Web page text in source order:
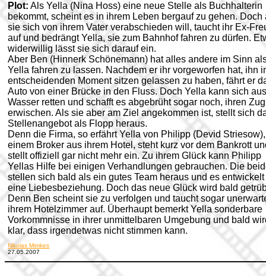
Plot: Als Yella (Nina Hoss) eine neue Stelle als Buchhalterin
bekommt, scheint es in ihrem Leben bergauf zu gehen. Doch
sie sich von ihrem Vater verabschieden will, taucht ihr Ex-
auf und bedrängt Yella, sie zum Bahnhof fahren zu dürfen.
widerwillig lässt sie sich darauf ein.
Aber Ben (Hinnerk Schönemann) hat alles andere im Sinn
Yella fahren zu lassen. Nachdem er ihr vorgeworfen hat, ihn
entscheidenden Moment sitzen gelassen zu haben, fährt er
Auto von einer Brücke in den Fluss. Doch Yella kann sich
Wasser retten und schafft es abgebrüht sogar noch, ihren
erwischen. Als sie aber am Ziel angekommen ist, stellt sich
Stellenangebot als Flopp heraus.
Denn die Firma, so erfährt Yella von Philipp (Devid Striesow),
einem Broker aus ihrem Hotel, steht kurz vor dem Bankrott
stellt offiziell gar nicht mehr ein. Zu ihrem Glück kann Philipp
Yellas Hilfe bei einigen Verhandlungen gebrauchen. Die
stellen sich bald als ein gutes Team heraus und es
eine Liebesbeziehung. Doch das neue Glück wird bald
Denn Ben scheint sie zu verfolgen und taucht sogar
ihrem Hotelzimmer auf. Überhaupt bemerkt Yella sonderbare
Vorkommnisse in ihrer unmittelbaren Umgebung und bald
klar, dass irgendetwas nicht stimmen kann.
Nikolas Mimkes
27.05.2007